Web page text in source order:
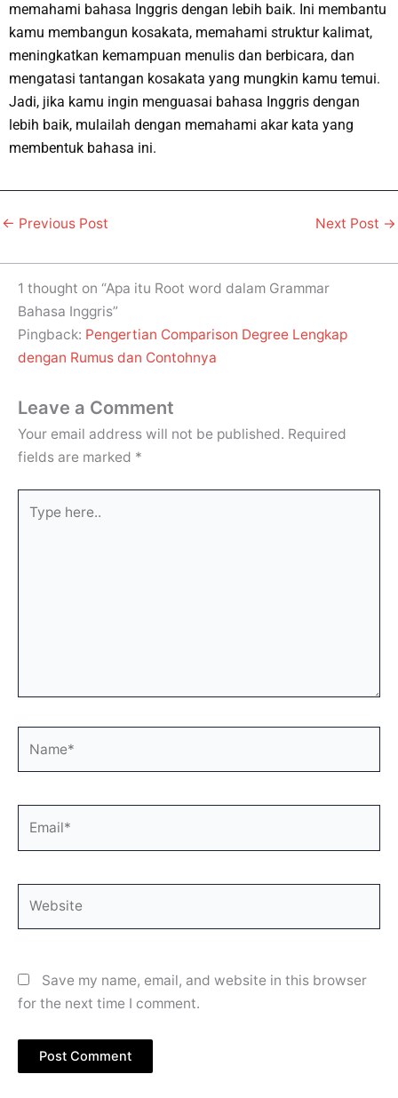
memahami bahasa Inggris dengan lebih baik. Ini membantu
kamu membangun kosakata, memahami struktur kalimat,
meningkatkan kemampuan menulis dan berbicara, dan
mengatasi tantangan kosakata yang mungkin kamu temui.
Jadi, jika kamu ingin menguasai bahasa Inggris dengan
lebih baik, mulailah dengan memahami akar kata yang
membentuk bahasa ini.
← Previous Post Next Post →
1 thought on “Apa itu Root word dalam Grammar
Bahasa Inggris”
Pingback: Pengertian Comparison Degree Lengkap
dengan Rumus dan Contohnya
Leave a Comment
Your email address will not be published. Required
fields are marked *
here..
Save my name, email, and website in this browser
for the next time I comment.